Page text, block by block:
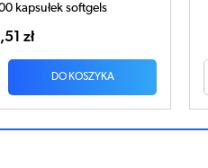
kapsułek softgels
zł
DO KOSZYKA